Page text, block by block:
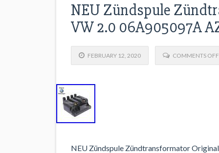
NEU Zündspule
VW 2.0 06A905097A
FEBRUARY 12, 2020 COMMENTS OFF
NEU Zündspule Zündtransformator